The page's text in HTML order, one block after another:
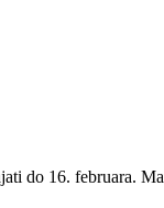
do 16. februara.